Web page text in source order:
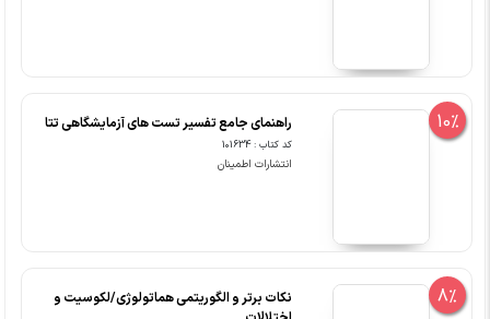
10% راهنمای جامع تفسیر تست های آزمایشگاهی تتا
کد کتاب : 101634
انتشارات اطمینان
8%
نکات برتر و الگوریتمی هماتولوژی/لکوسیت و